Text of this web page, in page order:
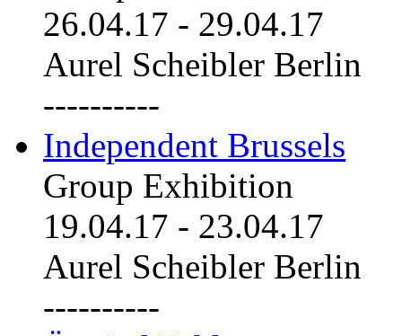
26.04.17 - 29.04.17
Aurel Scheibler Berlin
----------
Independent Brussels
Group Exhibition
19.04.17 - 23.04.17
Aurel Scheibler Berlin
----------